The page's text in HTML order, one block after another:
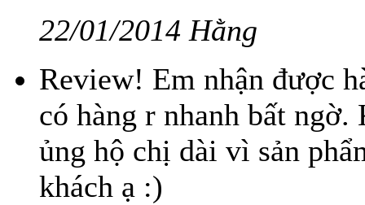
22/01/2014 Hằng
Review! Em nhận được
có hàng r nhanh bất
ủng hộ chị dài vì sản
khách ạ :)